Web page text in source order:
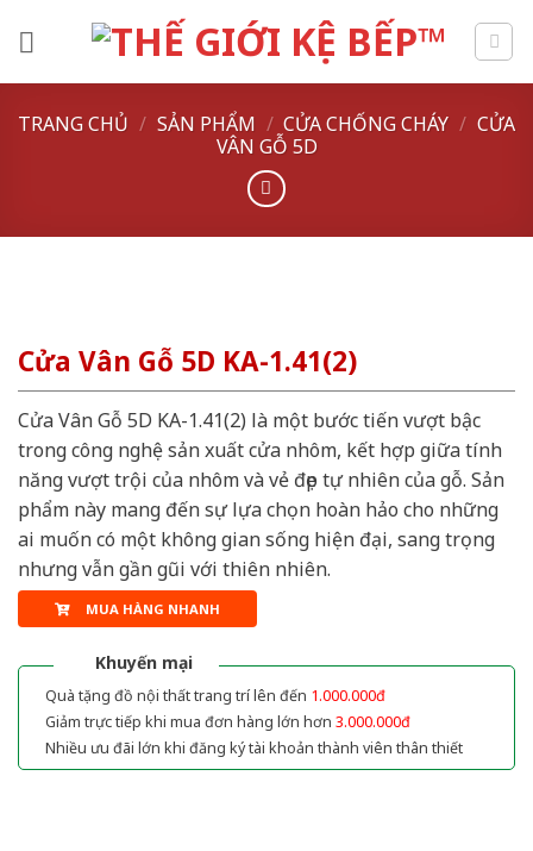
TRANG CHỦ / SẢN PHẨM / CỬA CHỐNG CHÁY / CỬA
VÂN GỖ 5D
Cửa Vân Gỗ 5D KA-1.41(2)
Cửa Vân Gỗ 5D KA-1.41(2) là một bước tiến vượt bậc
trong công nghệ sản xuất cửa nhôm, kết hợp giữa tính
năng vượt trội của nhôm và vẻ đẹp tự nhiên của gỗ. Sản
phẩm này mang đến sự lựa chọn hoàn hảo cho những
ai muốn có một không gian sống hiện đại, sang trọng
nhưng vẫn gần gũi với thiên nhiên.
MUA HÀNG NHANH
Khuyến mại
Quà tặng đồ nội thất trang trí lên đến 1.000.000đ
Giảm trực tiếp khi mua đơn hàng lớn hơn 3.000.000đ
Nhiều ưu đãi lớn khi đăng ký tài khoản thành viên thân thiết